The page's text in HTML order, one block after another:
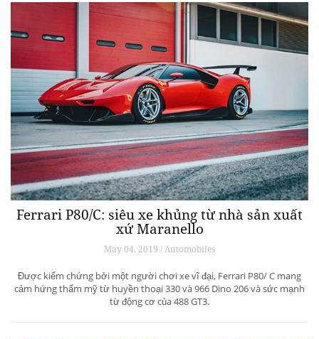
Ferrari P80/C: siêu xe khủng từ ​​nhà sản xuất
xứ Maranello
May 04, 2019 / Automobiles
Được kiểm chứng bởi một người chơi xe vĩ đại, Ferrari P80/ C mang
cảm hứng thẩm mỹ từ huyền thoại 330 và 966 Dino 206 và sức mạnh
từ động cơ của 488 GT3.